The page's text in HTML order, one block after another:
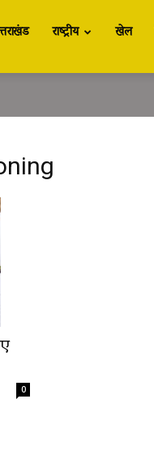
राष्ट्रीय खेल
0